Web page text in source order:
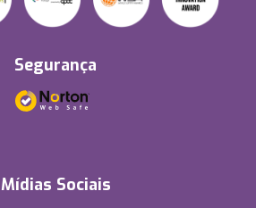
Segurança
Mídias Sociais